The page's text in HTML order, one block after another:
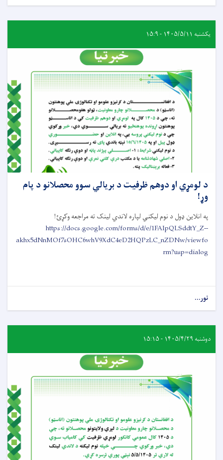
یکشنبه ۱۴۰۵/۵/۱۱ - ۱۵:۹
د لومړي او دوهم ظرفیت د بریالي سوو محصلانو د پام
وړ!
په انلاین ډول د نوم لیکني لپاره لاندي لینک ته مراجعه وکړئ!
https://docs.google.com/forms/d/e/1FAIpQLSddtY_Z--
akhx5dNnMOf7sOHC6whV9XdC4eD2HQPzLC_nZDNw/viewfo
rm?usp=dialog
نور...
دوشنبه ۱۴۰۵/۴/۲۹ - ۱۵:۱۵